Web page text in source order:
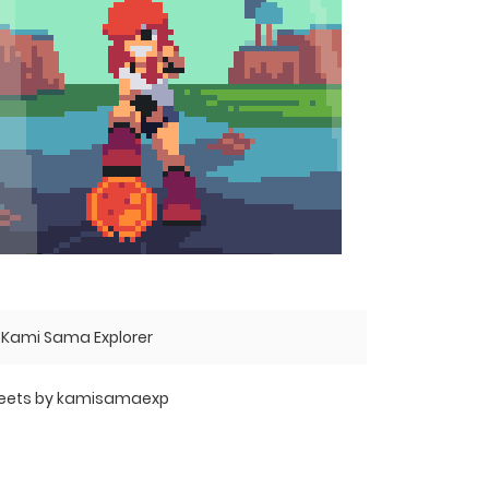
Kami Sama Explorer
by kamisamaexp